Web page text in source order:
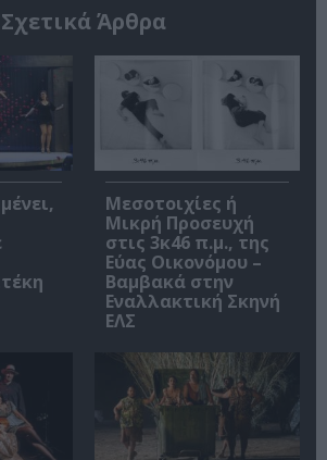
Σχετικά Άρθρα
Μεσοτοιχίες ή
Μικρή Προσευχή
στις 3κ46 π.μ., της
Εύας Οικονόμου –
Βαμβακά στην
Εναλλακτική Σκηνή
ΕΛΣ